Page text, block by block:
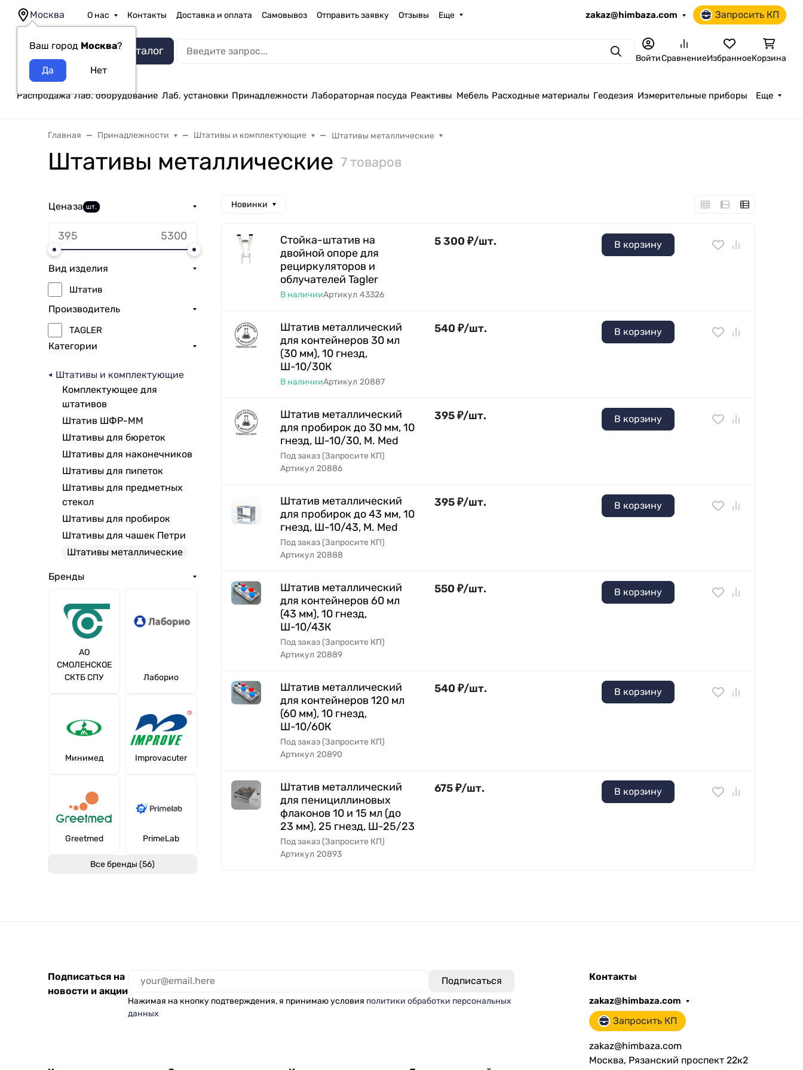
Москва
Ваш город Москва?
О нас Контакты Доставка и оплата Самовывоз Отправить заявку Отзывы Еще zakaz@himbaza.com Запросить КП
Каталог ПоискВойтиСравнениеИзбранноеКорзина
Распродажа Лаб. оборудование Лаб. установки Принадлежности Лабораторная посуда Реактивы Мебель Расходные материалы Геодезия Измерительные приборы Еще
Главная Принадлежности Штативы и комплектующие Штативы металлические
Штативы металлические 7 товаров
Ценаза шт.
Вид изделия
Штатив
Производитель
TAGLER
Категории
Штативы и комплектующие
Комплектующее для
штативов
Штатив ШФР-ММ
Штативы для бюреток
Штативы для наконечников
Штативы для пипеток
Штативы для предметных
стекол
Штативы для пробирок
Штативы для чашек Петри
Штативы металлические
Бренды
АО
СМОЛЕНСКОЕ
СКТБ СПУ
Лаборио
Минимед Improvacuter
Greetmed PrimeLab
Все бренды (56)
Новинки
Стойка-штатив на
двойной опоре для
рециркуляторов и
облучателей Tagler
В наличииАртикул 43326
5 300 ₽/шт. В корзину
Штатив металлический
для контейнеров 30 мл
(30 мм), 10 гнезд,
Ш-10/30К
В наличииАртикул 20887
540 ₽/шт. В корзину
Штатив металлический
для пробирок до 30 мм, 10
гнезд, Ш-10/30, M. Med
Под заказ (Запросите КП)
Артикул 20886
395₽/шт. В корзину
Штатив металлический
для пробирок до 43 мм, 10
гнезд, Ш-10/43, M. Med
Под заказ (Запросите КП)
Артикул 20888
395₽/шт. В корзину
Штатив металлический
для контейнеров 60 мл
(43 мм), 10 гнезд,
Ш-10/43К
Под заказ (Запросите КП)
Артикул 20889
550 ₽/шт. В корзину
Штатив металлический
для контейнеров 120 мл
(60 мм), 10 гнезд,
Ш-10/60К
Под заказ (Запросите КП)
Артикул 20890
540 ₽/шт. В корзину
Штатив металлический
для пенициллиновых
флаконов 10 и 15 мл (до
23 мм), 25 гнезд, Ш-25/23
Под заказ (Запросите КП)
Артикул 20893
675₽/шт. В корзину
Подписаться на
новости и акции
Нажимая на кнопку подтверждения, я принимаю условия политики обработки персональных
данных
Контакты
zakaz@himbaza.com
Запросить КП
zakaz@himbaza.com
Москва, Рязанский проспект 22к2